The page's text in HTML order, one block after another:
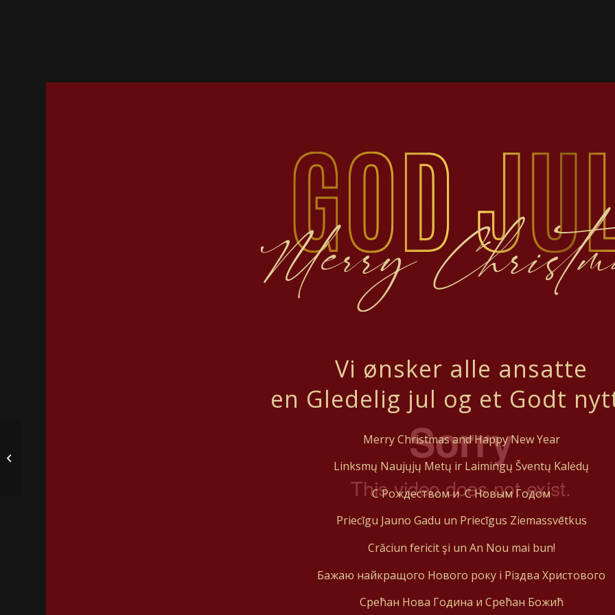
Vi ønsker alle ansatte
en Gledelig jul og et Godt
Merry Christmas and Happy New Year
Linksmų Naujųjų Metų ir Laimingų Šventų Kalėdų
С Рождеством и С Новым Годом
Priecīgu Jauno Gadu un Priecīgus Ziemassvētkus
Crăciun fericit şi un An Nou mai bun!
Бажаю найкращого Нового року i Рiздва Христового
Срећан Нова Година и Срећан Божић